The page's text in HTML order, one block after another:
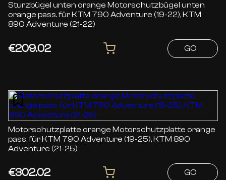
Sturzbügel unten orange Motorschutzbügel unten
orange pass. für KTM 790 Adventure (19-22), KTM
890 Adventure (21-22)
€209.02 GO
Motorschutzplatte orange Motorschutzplatte orange
pass. für KTM 790 Adventure (19-25), KTM 890
Adventure (21-25)
€302.02 GO